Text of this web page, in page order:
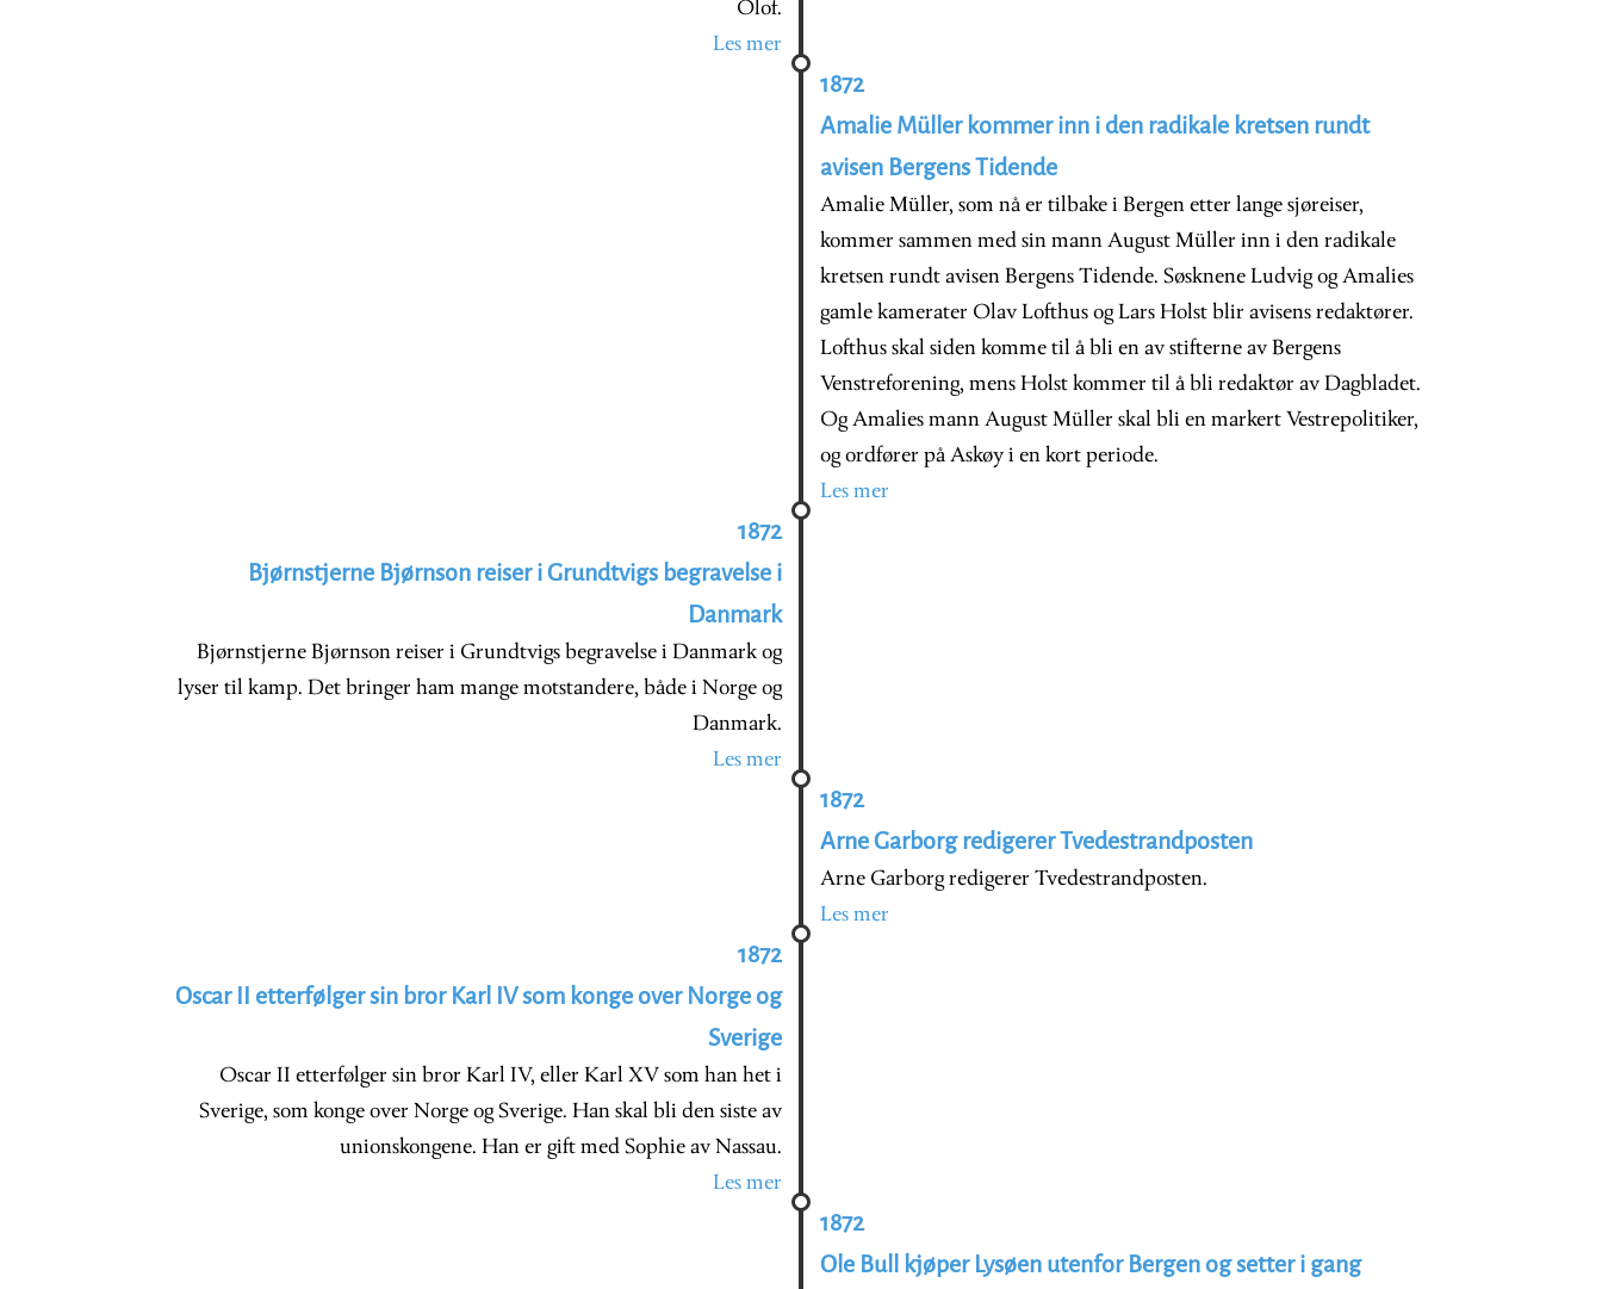
Olof.
Les mer
1872
Amalie Müller kommer inn i den radikale kretsen rundt
avisen Bergens Tidende
Amalie Müller, som nå er tilbake i Bergen etter lange sjøreiser,
kommer sammen med sin mann August Müller inn i den radikale
kretsen rundt avisen Bergens Tidende. Søsknene Ludvig og Amalies
gamle kamerater Olav Lofthus og Lars Holst blir avisens redaktører.
Lofthus skal siden komme til å bli en av stifterne av Bergens
Venstreforening, mens Holst kommer til å bli redaktør av Dagbladet.
Og Amalies mann August Müller skal bli en markert Vestrepolitiker,
og ordfører på Askøy i en kort periode.
Les mer
1872
Bjørnstjerne Bjørnson reiser i Grundtvigs begravelse i
Danmark
Bjørnstjerne Bjørnson reiser i Grundtvigs begravelse i Danmark og
lyser til kamp. Det bringer ham mange motstandere, både i Norge og
Danmark.
Les mer
1872
Arne Garborg redigerer Tvedestrandposten
Arne Garborg redigerer Tvedestrandposten.
Les mer
1872
Oscar II etterfølger sin bror Karl IV som konge over Norge og
Sverige
Oscar II etterfølger sin bror Karl IV, eller Karl XV som han het i
Sverige, som konge over Norge og Sverige. Han skal bli den siste av
unionskongene. Han er gift med Sophie av Nassau.
Les mer
1872
Ole Bull kjøper Lysøen utenfor Bergen og setter i gang